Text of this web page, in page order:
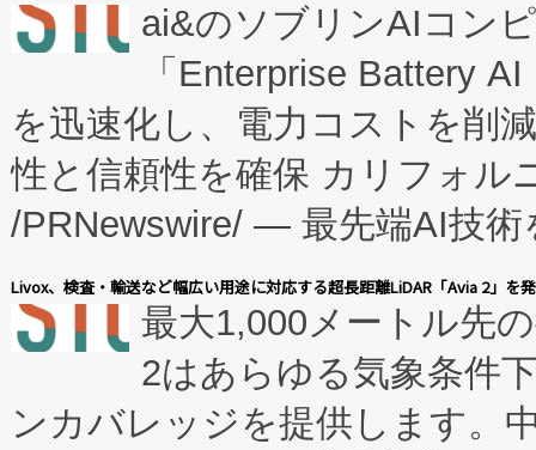
manufacturing™ (FCCM™) プ
たNeXは、バイオ医薬品製造
従来のフェッドバッチ施設の
に、患者やサプライチェーン
キー方式で拡張性が高く、持
す。FCCM‑を活用した現地生
患者にとっての費用負担を大
のアクセスを大幅に拡大する
Fully-Connected Continuous
ai&のソブリンAIコン
「Enterprise Battery
を迅速化し、電力コストを削
性と信頼性を確保 カリフォル
/PRNewswire/ — 最先端AI技術
会社エーアイ・アンド：本社
President原信平）と、エンタ
ードするVoltaiqは、日本にあ
ーエネルギー貯蔵システム（
Livox、検査・輸送など幅広い用途に対応する超長距離LiDAR「Avia 2」を
最大1,000メートル先
2はあらゆる気象条件
ンカバレッジを提供します。